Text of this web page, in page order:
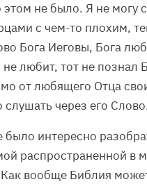
не было. Я не могу
с чем-то плохим,
Бога Иеговы, Бога
любит, тот не познал
от любящего Отца
через его
было интересно
распространенной в
Как вообще Библия